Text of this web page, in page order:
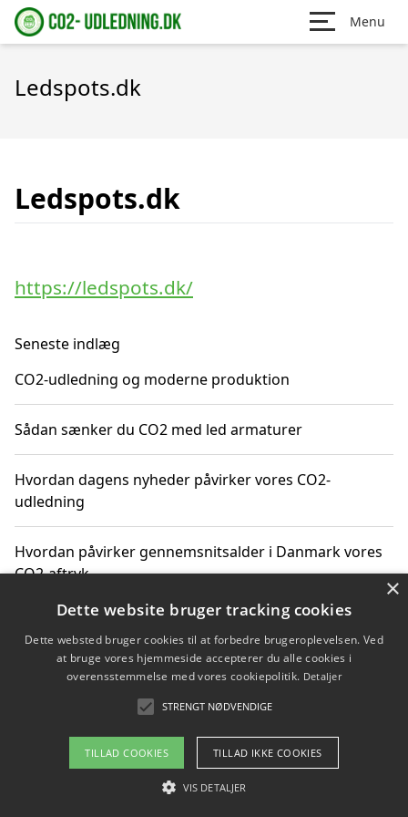
Menu
Ledspots.dk
Ledspots.dk
https://ledspots.dk/
Seneste indlæg
CO2-udledning og moderne produktion
Sådan sænker du CO2 med led armaturer
Hvordan dagens nyheder påvirker vores CO2-
udledning
Hvordan påvirker gennemsnitsalder i Danmark vores
CO2-aftryk
Hvordan nyheder om CO2-udledning påvirker vores
hverdag
Om / kontakt
Blog Betingelser
×
Dette website bruger tracking cookies
Dette websted bruger cookies til at forbedre brugeroplevelsen. Ved
at bruge vores hjemmeside accepterer du alle cookies i
overensstemmelse med vores cookiepolitik. Detaljer
STRENGT NØDVENDIGE
TILLAD COOKIES TILLAD IKKE COOKIES
VIS DETALJER